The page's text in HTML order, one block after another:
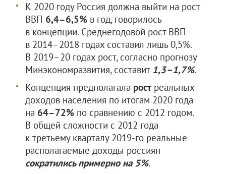
К 2020 году Россия должна выйти на рост
ВВП 6,4–6,5% в год, говорилось
в концепции. Среднегодовой рост ВВП
в 2014–2018 годах составил лишь 0,5%.
В 2019–20 годах рост, согласно прогнозу
Минэкономразвития, составит 1,3–1,7%.
Концепция предполагала рост реальных
доходов населения по итогам 2020 года
на 64–72% по сравнению с 2012 годом.
В общей сложности с 2012 года
к третьему кварталу 2019-го реальные
располагаемые доходы россиян
сократились примерно на 5%.